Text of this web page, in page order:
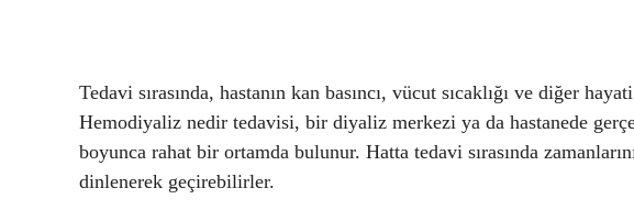
Tedavi sırasında, hastanın kan basıncı, vücut sıcaklığı ve diğer
Hemodiyaliz nedir tedavisi, bir diyaliz merkezi ya da hastanede
boyunca rahat bir ortamda bulunur. Hatta tedavi sırasında
dinlenerek geçirebilirler.